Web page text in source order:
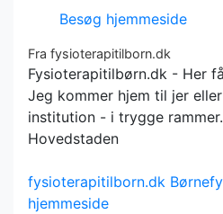
Besøg hjemmeside
Fra fysioterapitilborn.dk
Fysioterapitilbørn.dk - Her
Jeg kommer hjem til jer
institution - i trygge
Hovedstaden
fysioterapitilborn.dk
hjemmeside